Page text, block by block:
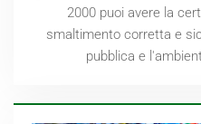
2000 puoi avere la
smaltimento corretta e
pubblica e